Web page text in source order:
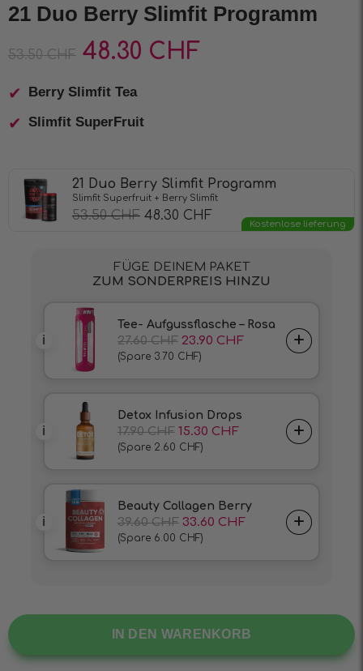
basierend
auf
21 Duo Berry Slimfit Programm
53.50CHF 48.30 CHF
Berry Slimfit Tea
Slimfit SuperFruit
21 Duo Berry Slimfit Programm
Slimfit Superfruit + Berry Slimfit
53.50CHF 48.30 CHF
Kostenlose lieferung
IN DEN WARENKORB